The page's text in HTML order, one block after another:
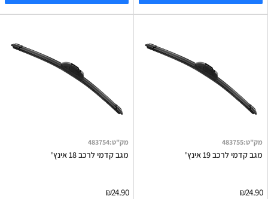
מק"ט:
483755
מגב קדמי לרכב 19 אינץ'
₪24.90
מק"ט:
483754
מגב קדמי לרכב 18 אינץ'
₪24.90